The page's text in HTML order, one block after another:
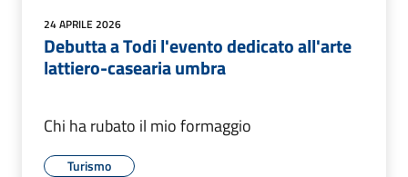
24 APRILE 2026
Debutta a Todi l'evento dedicato all'arte
lattiero-casearia umbra
Chi ha rubato il mio formaggio
Turismo